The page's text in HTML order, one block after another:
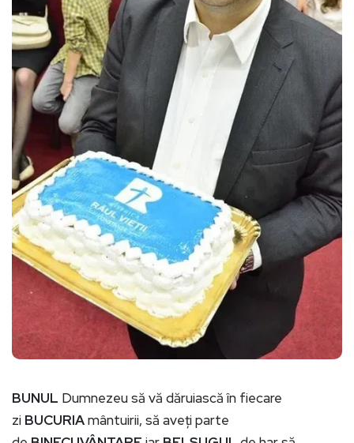
BUNUL Dumnezeu să vă dăruiască în fiecare
zi BUCURIAmântuirii, să aveți parte